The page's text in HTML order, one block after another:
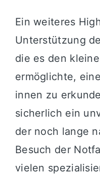
Ein weiteres
Unterstützung
die es den
ermöglichte,
innen zu
sicherlich ein
der noch lange
Besuch der
vielen